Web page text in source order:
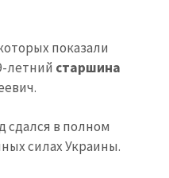
показали
летний старшина
сдался в полном
силах Украины.